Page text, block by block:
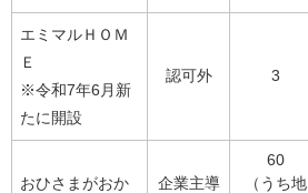
エミマルＨＯＭ
Ｅ
※令和7年6月新
たに開設
認可外 3
おひさまがおか
企業主導
60
（うち地